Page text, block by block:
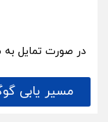
در صورت تمایل به
مسیر یابی